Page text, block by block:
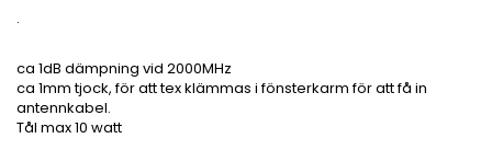
.
ca 1dB dämpning vid 2000MHz
ca 1mm tjock, för att tex klämmas i fönsterkarm för att få in
antennkabel.
Tål max 10 watt